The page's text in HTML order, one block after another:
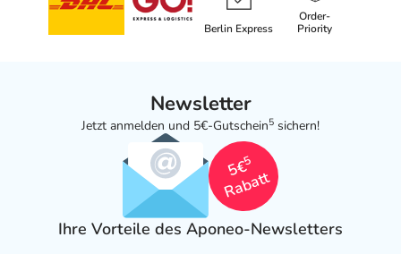
Berlin Express
Order-
Priority
Newsletter
Jetzt anmelden und 5€-Gutschein5 sichern!
5€
5
Rabatt
Ihre Vorteile des Aponeo-Newsletters